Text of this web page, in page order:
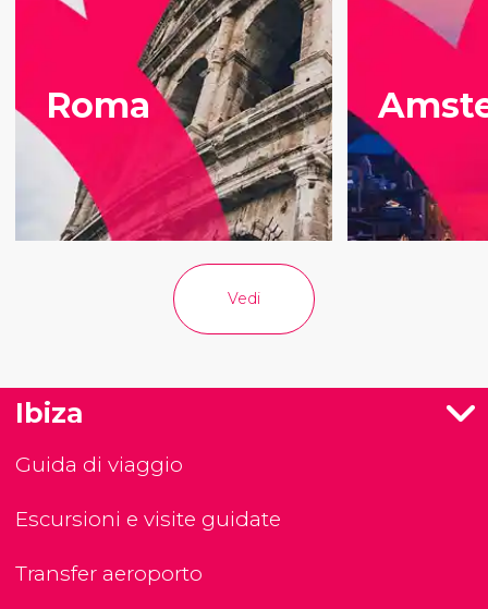
Roma
Vedi
Ibiza
Guida di viaggio
Escursioni e visite guidate
Transfer aeroporto